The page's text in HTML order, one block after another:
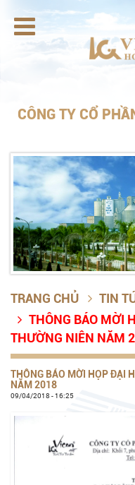

CÔNG TY CỔ
TRANG CHỦ  TIN
 THÔNG BÁO MỜI
THƯỜNG NIÊN NĂM
THÔNG BÁO MỜI HỌP ĐẠI
NĂM 2018
09/04/2018 - 16:25